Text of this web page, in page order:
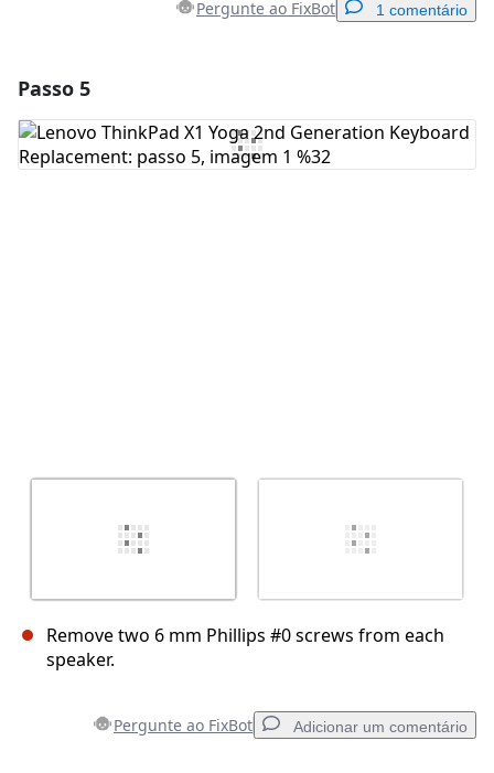
Pergunte ao FixBot 1 comentário
Comentar
Passo 5
Remove two 6 mm Phillips #0 screws from each
speaker.
Pergunte ao FixBot Adicionar um comentário